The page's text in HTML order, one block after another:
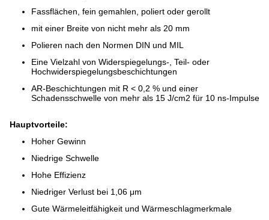
Fassflächen, fein gemahlen, poliert oder gerollt
mit einer Breite von nicht mehr als 20 mm
Polieren nach den Normen DIN und MIL
Eine Vielzahl von Widerspiegelungs-, Teil- oder
Hochwiderspiegelungsbeschichtungen
AR-Beschichtungen mit R < 0,2 % und einer
Schadensschwelle von mehr als 15 J/cm2 für 10 ns-Impulse
Hauptvorteile:
Hoher Gewinn
Niedrige Schwelle
Hohe Effizienz
Niedriger Verlust bei 1,06 μm
Gute Wärmeleitfähigkeit und Wärmeschlagmerkmale